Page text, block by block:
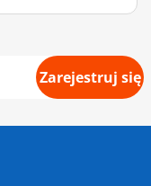
i
Zarejestruj się